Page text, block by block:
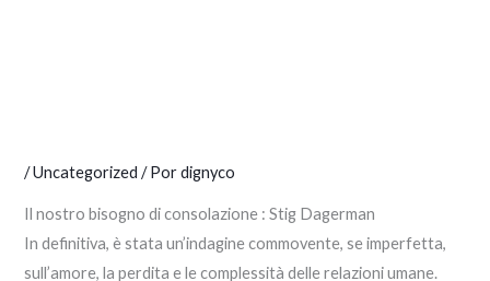
/Uncategorized / Pordignyco
Il nostro bisogno di consolazione : Stig Dagerman
In definitiva, è stata un’indagine commovente, se imperfetta,
sull’amore, la perdita e le complessità delle relazioni umane.